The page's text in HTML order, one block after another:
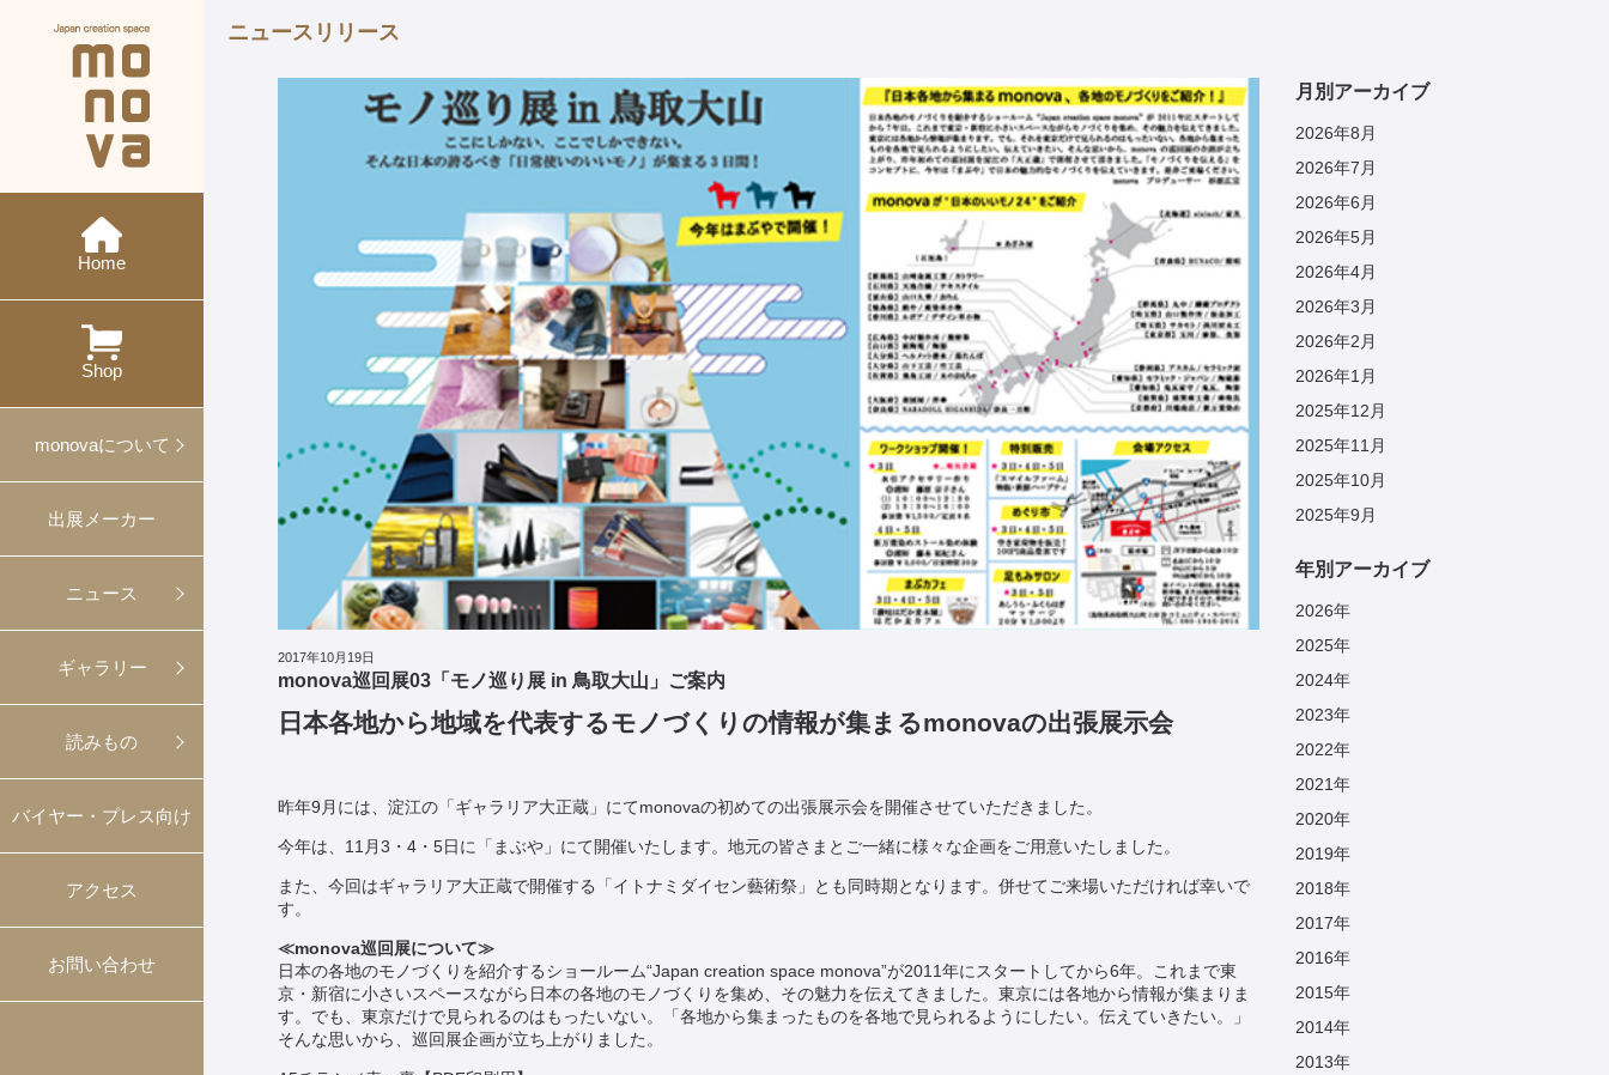
Home
Shop
monovaについて
出展
プロデュース事例
ギフト・ノベルティ
出展メーカー
ニュース
ワークショップ
ギャラリー
過去の展示会
読みもの
対談
バイヤー・プレス向け
アクセス
お問い合わせ
ニュースリリース
2017年10月19日
monova巡回展03「モノ巡り展 in 鳥取大山」ご案内
日本各地から地域を代表するモノづくりの情報が集まるmonovaの出張展示会
昨年9月には、淀江の「ギャラリア大正蔵」にてmonovaの初めての出張展示会を開催させていただきました。
今年は、11月3・4・5日に「まぶや」にて開催いたします。地元の皆さまとご一緒に様々な企画をご用意いたしました。
また、今回はギャラリア大正蔵で開催する「イトナミダイセン藝術祭」とも同時期となります。併せてご来場いただければ幸いで
す。
≪monova巡回展について≫
日本の各地のモノづくりを紹介するショールーム“Japan creation space monova”が2011年にスタートしてから6年。これまで東
京・新宿に小さいスペースながら日本の各地のモノづくりを集め、その魅力を伝えてきました。東京には各地から情報が集まりま
す。でも、東京だけで見られるのはもったいない。「各地から集まったものを各地で見られるようにしたい。伝えていきたい。」
そんな思いから、巡回展企画が立ち上がりました。
月別アーカイブ
2026年8月
2026年7月
2026年6月
2026年5月
2026年4月
2026年3月
2026年2月
2026年1月
2025年12月
2025年11月
2025年10月
2025年9月
年別アーカイブ
2026年
2025年
2024年
2023年
2022年
2021年
2020年
2019年
2018年
2017年
2016年
2015年
2014年
2013年